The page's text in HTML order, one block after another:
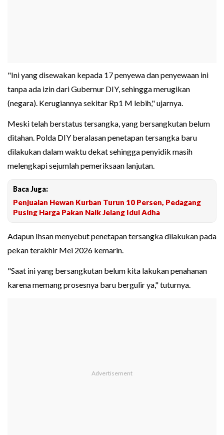
"Ini yang disewakan kepada 17 penyewa dan penyewaan ini
tanpa ada izin dari Gubernur DIY, sehingga merugikan
(negara). Kerugiannya sekitar Rp1 M lebih," ujarnya.
Meski telah berstatus tersangka, yang bersangkutan belum
ditahan. Polda DIY beralasan penetapan tersangka baru
dilakukan dalam waktu dekat sehingga penyidik masih
melengkapi sejumlah pemeriksaan lanjutan.
Baca Juga:
Penjualan Hewan Kurban Turun 10 Persen, Pedagang
Pusing Harga Pakan Naik Jelang Idul Adha
Adapun Ihsan menyebut penetapan tersangka dilakukan pada
pekan terakhir Mei 2026 kemarin.
"Saat ini yang bersangkutan belum kita lakukan penahanan
karena memang prosesnya baru bergulir ya," tuturnya.